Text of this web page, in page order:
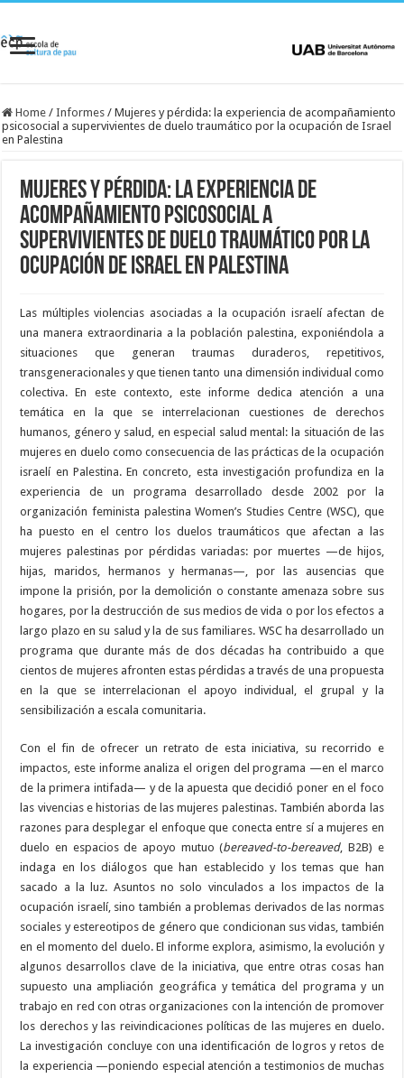
Home / Informes / Mujeres y pérdida: la experiencia de acompañamiento
psicosocial a supervivientes de duelo traumático por la ocupación de Israel
en Palestina
Mujeres y pérdida: la experiencia de
acompañamiento psicosocial a
supervivientes de duelo traumático por la
ocupación de Israel en Palestina
Las múltiples violencias asociadas a la ocupación israelí afectan de
una manera extraordinaria a la población palestina, exponiéndola a
situaciones que generan traumas duraderos, repetitivos,
transgeneracionales y que tienen tanto una dimensión individual como
colectiva. En este contexto, este informe dedica atención a una
temática en la que se interrelacionan cuestiones de derechos
humanos, género y salud, en especial salud mental: la situación de las
mujeres en duelo como consecuencia de las prácticas de la ocupación
israelí en Palestina. En concreto, esta investigación profundiza en la
experiencia de un programa desarrollado desde 2002 por la
organización feminista palestina Women’s Studies Centre (WSC), que
ha puesto en el centro los duelos traumáticos que afectan a las
mujeres palestinas por pérdidas variadas: por muertes —de hijos,
hijas, maridos, hermanos y hermanas—, por las ausencias que
impone la prisión, por la demolición o constante amenaza sobre sus
hogares, por la destrucción de sus medios de vida o por los efectos a
largo plazo en su salud y la de sus familiares. WSC ha desarrollado un
programa que durante más de dos décadas ha contribuido a que
cientos de mujeres afronten estas pérdidas a través de una propuesta
en la que se interrelacionan el apoyo individual, el grupal y la
sensibilización a escala comunitaria.
Con el fin de ofrecer un retrato de esta iniciativa, su recorrido e
impactos, este informe analiza el origen del programa —en el marco
de la primera intifada— y de la apuesta que decidió poner en el foco
las vivencias e historias de las mujeres palestinas. También aborda las
razones para desplegar el enfoque que conecta entre sí a mujeres en
duelo en espacios de apoyo mutuo (bereaved-to-bereaved, B2B) e
indaga en los diálogos que han establecido y los temas que han
sacado a la luz. Asuntos no solo vinculados a los impactos de la
ocupación israelí, sino también a problemas derivados de las normas
sociales y estereotipos de género que condicionan sus vidas, también
en el momento del duelo. El informe explora, asimismo, la evolución y
algunos desarrollos clave de la iniciativa, que entre otras cosas han
supuesto una ampliación geográfica y temática del programa y un
trabajo en red con otras organizaciones con la intención de promover
los derechos y las reivindicaciones políticas de las mujeres en duelo.
La investigación concluye con una identificación de logros y retos de
la experiencia —poniendo especial atención a testimonios de muchas